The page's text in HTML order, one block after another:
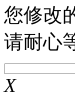
您修改
请耐心
X